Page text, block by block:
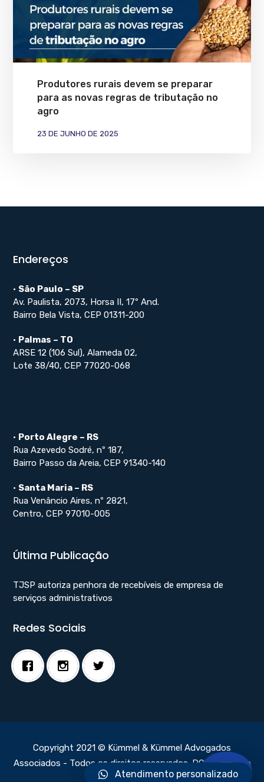
Produtores rurais devem se preparar
para as novas regras de tributação no
agro
23 DE JUNHO DE 2025
Endereços
• São Paulo – SP
Av. Paulista, 2073, Horsa II, 17º And.
Bairro Bela Vista, CEP 01311-200
• Palmas – TO
ARSE 12 (106 Sul), Alameda 02,
Lote 38/40, CEP 77020-068
• Porto Alegre – RS
Rua Azevedo Sodré, nº 187,
Bairro Passo da Areia, CEP 91340-140
• Santa Maria – RS
Rua Venâncio Aires, nº 2821,
Centro, CEP 97010-005
Última Publicação
TJSP autoriza penhora de recebíveis de empresa de
serviços administrativos
Redes Sociais
Copyright 2021 © Kümmel & Kümmel Advogados
Associados - Todos os direitos reservados.DC Webdesign
Atendimento personalizado